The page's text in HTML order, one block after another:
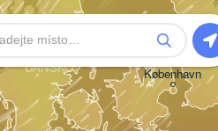
Aarhus
DÁNSKO
København